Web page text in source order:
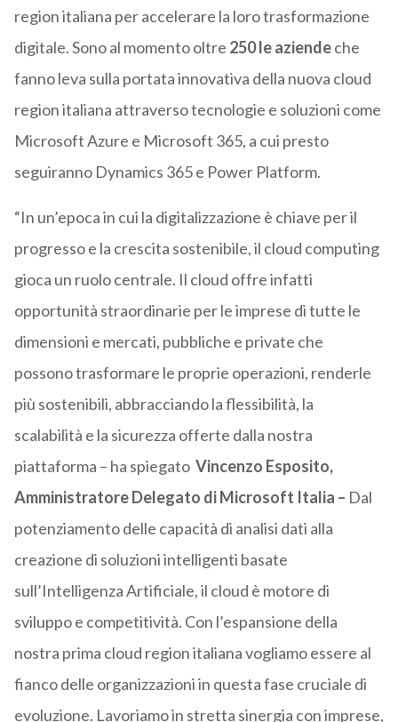
region italiana per accelerare la loro trasformazione
digitale. Sono al momento oltre 250 le aziendeche
fanno leva sulla portata innovativa della nuova cloud
region italiana attraverso tecnologie e soluzioni come
MicrosoftAzure e Microsoft 365, a cui presto
seguiranno Dynamics 365 e Power Platform.
“In un’epoca in cui la digitalizzazione è chiave per il
progresso e la crescita sostenibile, il cloud computing
gioca un ruolo centrale. Il cloud offre infatti
opportunità straordinarie per le imprese di tutte le
dimensioni e mercati, pubbliche e private che
possono trasformare le proprie operazioni, renderle
più sostenibili, abbracciando la flessibilità, la
scalabilità e la sicurezza offerte dalla nostra
piattaforma – ha spiegato Vincenzo Esposito,
Amministratore Delegato diMicrosoft Italia – Dal
potenziamento delle capacità di analisi dati alla
creazione di soluzioni intelligenti basate
sull’Intelligenza Artificiale, il cloud è motore di
sviluppo e competitività. Con l’espansione della
nostra prima cloud region italiana vogliamo essere al
fianco delle organizzazioni in questa fase cruciale di
evoluzione. Lavoriamo in stretta sinergia con imprese,